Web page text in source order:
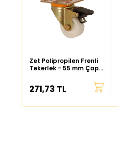
Zet Polipropilen Frenli
Tekerlek - 55 mm Çap
271,73 TL